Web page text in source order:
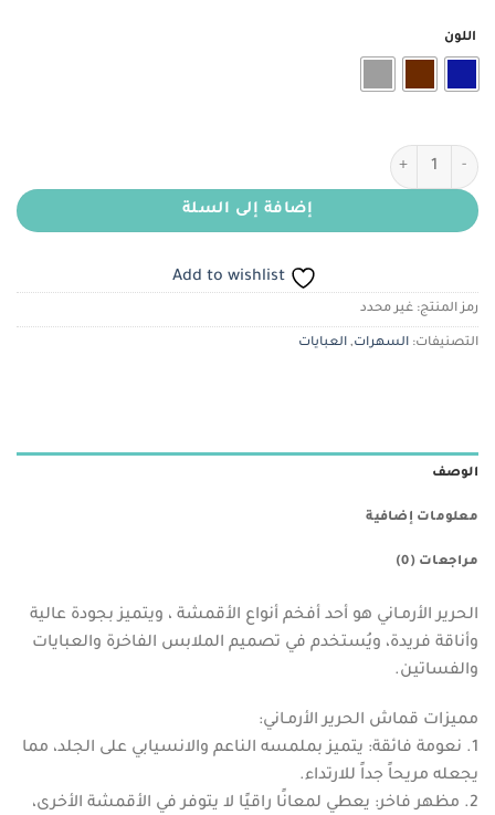
اللون
كمية حرير أرماني
إضافة إلى السلة
Add to wishlist
رمز المنتج: غير محدد
التصنيفات: السهرات, العبايات
الوصف
معلومات إضافية
مراجعات (0)
الحرير الأرمـاني هو أحد أفخم أنواع الأقمشة ، ويتميز بجودة عالية
وأناقة فريدة، ويُستخدم في تصميم الملابس الفاخرة والعبايات
والفساتين.
مميزات قماش الحرير الأرمـاني:
1. نعومة فائقة: يتميز بملمسه الناعم والانسيابي على الجلد، مما
يجعله مريحاً جداً للارتداء.
2. مظهر فاخر: يعطي لمعانًا راقيًا لا يتوفر في الأقمشة الأخرى،